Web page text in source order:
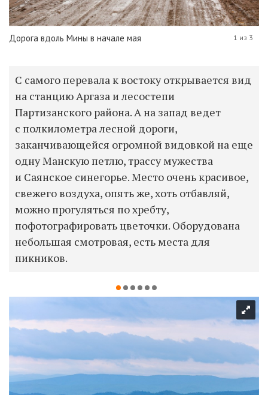
Дорога вдоль Мины в начале мая 1 из 3
С самого перевала к востоку открывается вид
на станцию Аргаза и лесостепи
Партизанского района. А на запад ведет
с полкилометра лесной дороги,
заканчивающейся огромной видовкой на еще
одну Манскую петлю, трассу мужества
и Саянское синегорье. Место очень красивое,
свежего воздуха, опять же, хоть отбавляй,
можно прогуляться по хребту,
пофотографировать цветочки. Оборудована
небольшая смотровая, есть места для
пикников.